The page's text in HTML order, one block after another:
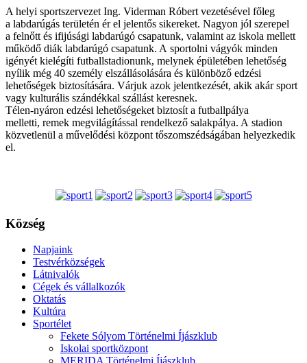
A helyi sportszervezet Ing. Viderman Róbert vezetésével főleg
a labdarúgás területén ér el jelentős sikereket. Nagyon jól szerepel
a felnőtt és ifijúsági labdarúgó csapatunk, valamint az iskola mellett
működő diák labdarúgó csapatunk. A sportolni vágyók minden
igényét kielégíti futballstadionunk, melynek épületében lehetőség
nyílik még 40 személy elszállásolására és különböző edzési
lehetőségek biztosítására. Várjuk azok jelentkezését, akik akár sport
vagy kulturális szándékkal szállást keresnek.
Télen-nyáron edzési lehetőségeket biztosít a futballpálya
melletti, remek megvilágítással rendelkező salakpálya. A stadion
közvetlenül a művelődési központ tőszomszédságában helyezkedik
el.
Község
Napjaink
Testvérközségek
Látnivalók
Cégek és vállalkozók
Oktatás
Kultúra
Sportélet
Fekete Sólyom Történelmi Íjászklub
Iskolai sportközpont